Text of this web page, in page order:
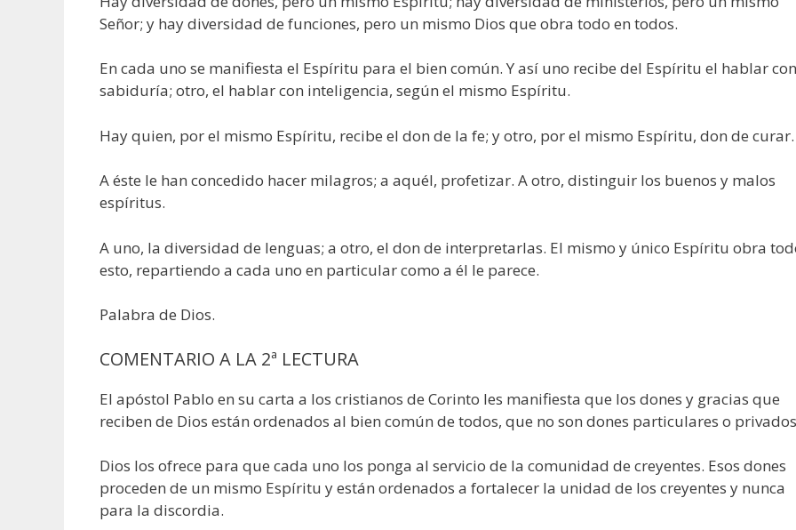
Señor; y hay diversidad de funciones, pero un mismo Dios que obra todo en todos.
En cada uno se manifiesta el Espíritu para el bien común. Y así uno recibe del Espíritu el hablar con
sabiduría; otro, el hablar con inteligencia, según el mismo Espíritu.
Hay quien, por el mismo Espíritu, recibe el don de la fe; y otro, por el mismo Espíritu, don de curar.
A éste le han concedido hacer milagros; a aquél, profetizar. A otro, distinguir los buenos y malos
espíritus.
A uno, la diversidad de lenguas; a otro, el don de interpretarlas. El mismo y único Espíritu obra
esto, repartiendo a cada uno en particular como a él le parece.
Palabra de Dios.
COMENTARIO A LA 2ª LECTURA
El apóstol Pablo en su carta a los cristianos de Corinto les manifiesta que los dones y gracias que
reciben de Dios están ordenados al bien común de todos, que no son dones particulares o
Dios los ofrece para que cada uno los ponga al servicio de la comunidad de creyentes. Esos dones
proceden de un mismo Espíritu y están ordenados a fortalecer la unidad de los creyentes y nunca
para la discordia.